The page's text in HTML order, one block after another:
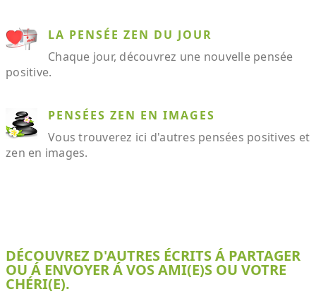
LA PENSÉE ZEN DU JOUR
Chaque jour, découvrez une nouvelle pensée
positive.
PENSÉES ZEN EN IMAGES
Vous trouverez ici d'autres pensées positives et
zen en images.
DÉCOUVREZ D'AUTRES ÉCRITS Á PARTAGER
OU Á ENVOYER Á VOS AMI(E)S OU VOTRE
CHÉRI(E).